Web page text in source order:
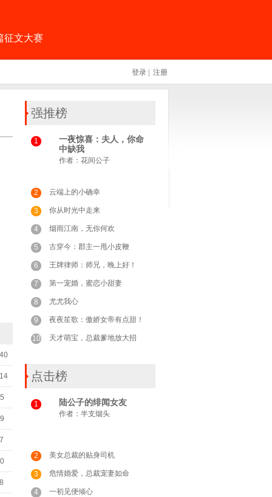
征文大赛
登录 注册
强推榜
1
一夜惊喜：夫人，你命
中缺我
作者： 花间公子
2 云端上的小确幸
3 你从时光中走来
4 烟雨江南，无你何欢
5 古穿今：郡主一甩小皮鞭
6 王牌律师：师兄，晚上好！
7 第一宠婚，蜜恋小甜妻
8 尤尤我心
9 夜夜笙歌：傲娇女帝有点甜！
10 天才萌宝，总裁爹地放大招
点击榜
1 陆公子的绯闻女友
作者： 半支烟头
2 美女总裁的贴身司机
3 危情婚爱，总裁宠妻如命
4 一初见便倾心